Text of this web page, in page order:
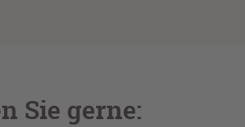
Sie gerne: